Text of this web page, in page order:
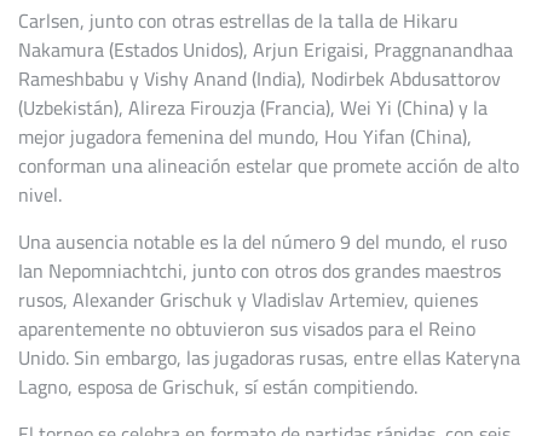
Carlsen, junto con otras estrellas de la talla de Hikaru
Nakamura (Estados Unidos), Arjun Erigaisi, Praggnanandhaa
Rameshbabu y Vishy Anand (India), Nodirbek Abdusattorov
(Uzbekistán), Alireza Firouzja (Francia), Wei Yi (China) y la
mejor jugadora femenina del mundo, Hou Yifan (China),
conforman una alineación estelar que promete acción de alto
nivel.
Una ausencia notable es la del número 9 del mundo, el ruso
Ian Nepomniachtchi, junto con otros dos grandes maestros
rusos, Alexander Grischuk y Vladislav Artemiev, quienes
aparentemente no obtuvieron sus visados para el Reino
Unido. Sin embargo, las jugadoras rusas, entre ellas Kateryna
Lagno, esposa de Grischuk, sí están compitiendo.